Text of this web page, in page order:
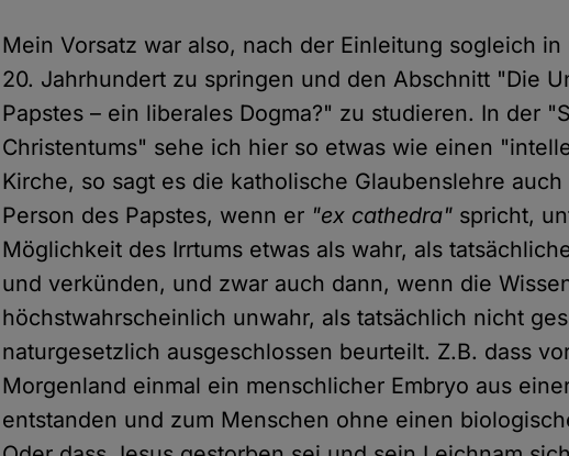
Mein Vorsatz war also, nach der Einleitung sogleich in
20. Jahrhundert zu springen und den Abschnitt "Die
Papstes – ein liberales Dogma?" zu studieren. In der
Christentums" sehe ich hier so etwas wie einen
Kirche, so sagt es die katholische Glaubenslehre
Person des Papstes, wenn er "ex cathedra" spricht,
Möglichkeit des Irrtums etwas als wahr, als
und verkünden, und zwar auch dann, wenn die
höchstwahrscheinlich unwahr, als tatsächlich nicht
naturgesetzlich ausgeschlossen beurteilt. Z.B. dass
Morgenland einmal ein menschlicher Embryo aus
entstanden und zum Menschen ohne einen